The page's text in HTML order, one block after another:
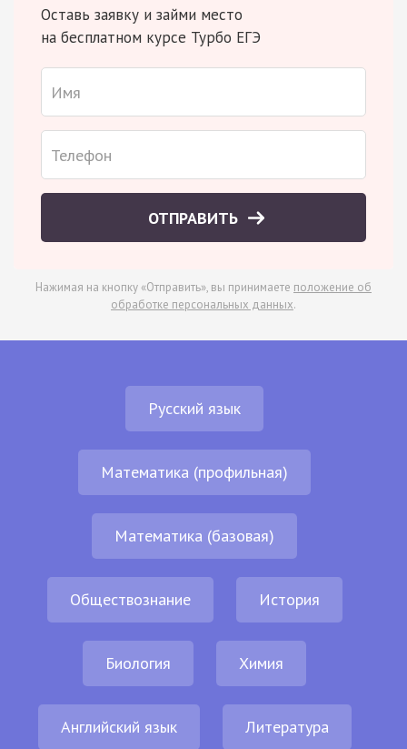
Оставь заявку и займи место
на бесплатном курсе Турбо ЕГЭ
ОТПРАВИТЬ
Нажимая на кнопку «Отправить», вы принимаете положение об
обработке персональных данных.
Русский язык
Математика (профильная)
Математика (базовая)
Обществознание История
Биология Химия
Английский язык Литература